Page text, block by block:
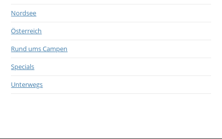
Nordsee
Österreich
Rund ums Campen
Specials
Unterwegs